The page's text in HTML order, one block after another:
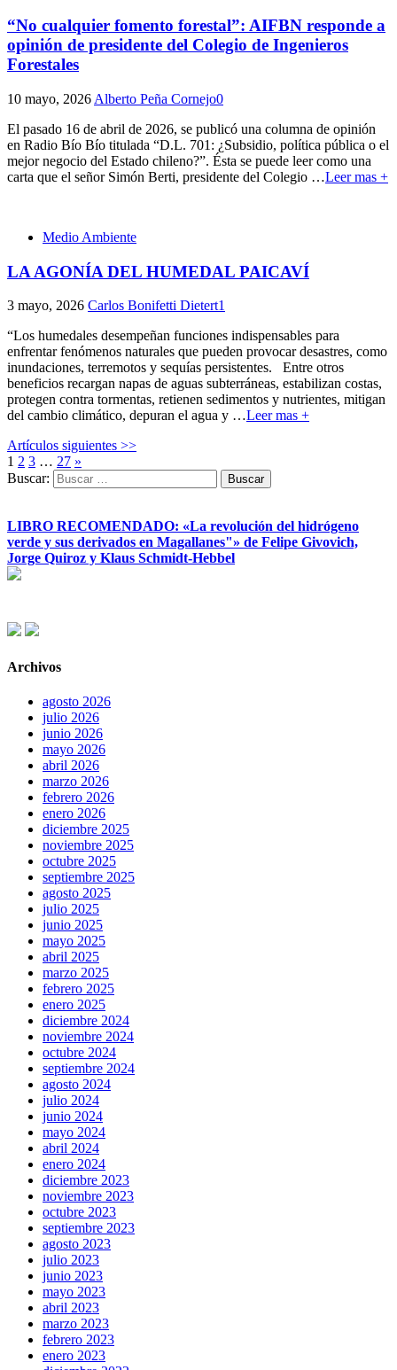
“No cualquier fomento forestal”: AIFBN responde a
opinión de presidente del Colegio de Ingenieros
Forestales
10 mayo, 2026 Alberto Peña Cornejo0
El pasado 16 de abril de 2026, se publicó una columna de opinión
en Radio Bío Bío titulada “D.L. 701: ¿Subsidio, política pública o el
mejor negocio del Estado chileno?”. Ésta se puede leer como una
carta que el señor Simón Berti, presidente del Colegio …Leer mas +
Medio Ambiente
LA AGONÍA DEL HUMEDAL PAICAVÍ
3 mayo, 2026 Carlos Bonifetti Dietert1
“Los humedales desempeñan funciones indispensables para
enfrentar fenómenos naturales que pueden provocar desastres, como
inundaciones, terremotos y sequías persistentes. Entre otros
beneficios recargan napas de aguas subterráneas, estabilizan costas,
protegen contra tormentas, retienen sedimentos y nutrientes, mitigan
del cambio climático, depuran el agua y …Leer mas +
Artículos siguientes >>
1 2 3 … 27 »
Buscar:
LIBRO RECOMENDADO: «La revolución del hidrógeno
verde y sus derivados en Magallanes"» de Felipe Givovich,
Jorge Quiroz y Klaus Schmidt-Hebbel
Archivos
agosto 2026
julio 2026
junio 2026
mayo 2026
abril 2026
marzo 2026
febrero 2026
enero 2026
diciembre 2025
noviembre 2025
octubre 2025
septiembre 2025
agosto 2025
julio 2025
junio 2025
mayo 2025
abril 2025
marzo 2025
febrero 2025
enero 2025
diciembre 2024
noviembre 2024
octubre 2024
septiembre 2024
agosto 2024
julio 2024
junio 2024
mayo 2024
abril 2024
enero 2024
diciembre 2023
noviembre 2023
octubre 2023
septiembre 2023
agosto 2023
julio 2023
junio 2023
mayo 2023
abril 2023
marzo 2023
febrero 2023
enero 2023